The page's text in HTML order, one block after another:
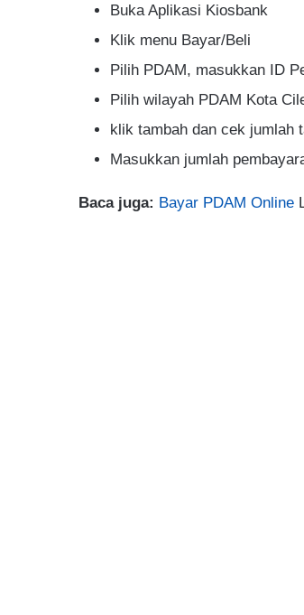
Buka Aplikasi Kiosbank
Klik menu Bayar/Beli
Pilih PDAM, masukkan ID
Pilih wilayah PDAM Kota
klik tambah dan cek jumlah
Masukkan jumlah
Baca juga: Bayar PDAM Online